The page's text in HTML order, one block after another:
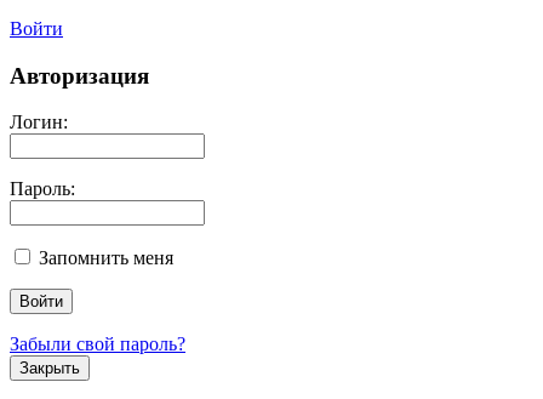
Войти
Авторизация
Логин:
Пароль:
Запомнить меня
Забыли свой пароль?
Закрыть